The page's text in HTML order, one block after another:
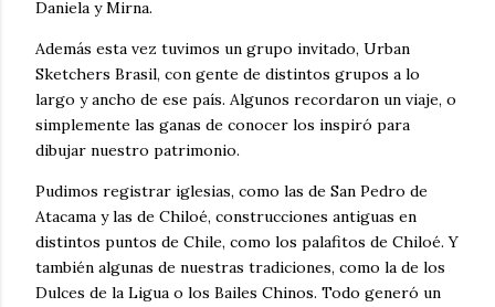
Daniela y Mirna.
Además esta vez tuvimos un grupo invitado, Urban
Sketchers Brasil, con gente de distintos grupos a lo
largo y ancho de ese país. Algunos recordaron un viaje, o
simplemente las ganas de conocer los inspiró para
dibujar nuestro patrimonio.
Pudimos registrar iglesias, como las de San Pedro de
Atacama y las de Chiloé, construcciones antiguas en
distintos puntos de Chile, como los palafitos de Chiloé. Y
también algunas de nuestras tradiciones, como la de los
Dulces de la Ligua o los Bailes Chinos. Todo generó un